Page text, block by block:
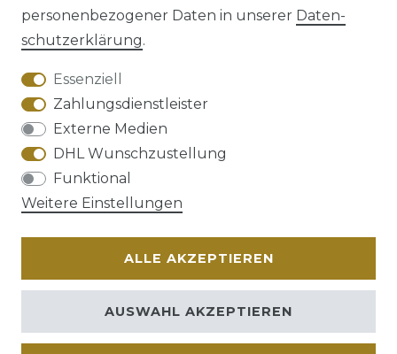
AGB Barrierefreiheitserklärung
Widerrufs­recht
personenbezogener Daten in unserer Daten­
schutz­erklärung.
Essenziell
Zahlungsdienstleister
Externe Medien
DHL Wunschzustellung
Funktional
Weitere Einstellungen
ALLE AKZEPTIEREN
AUSWAHL AKZEPTIEREN